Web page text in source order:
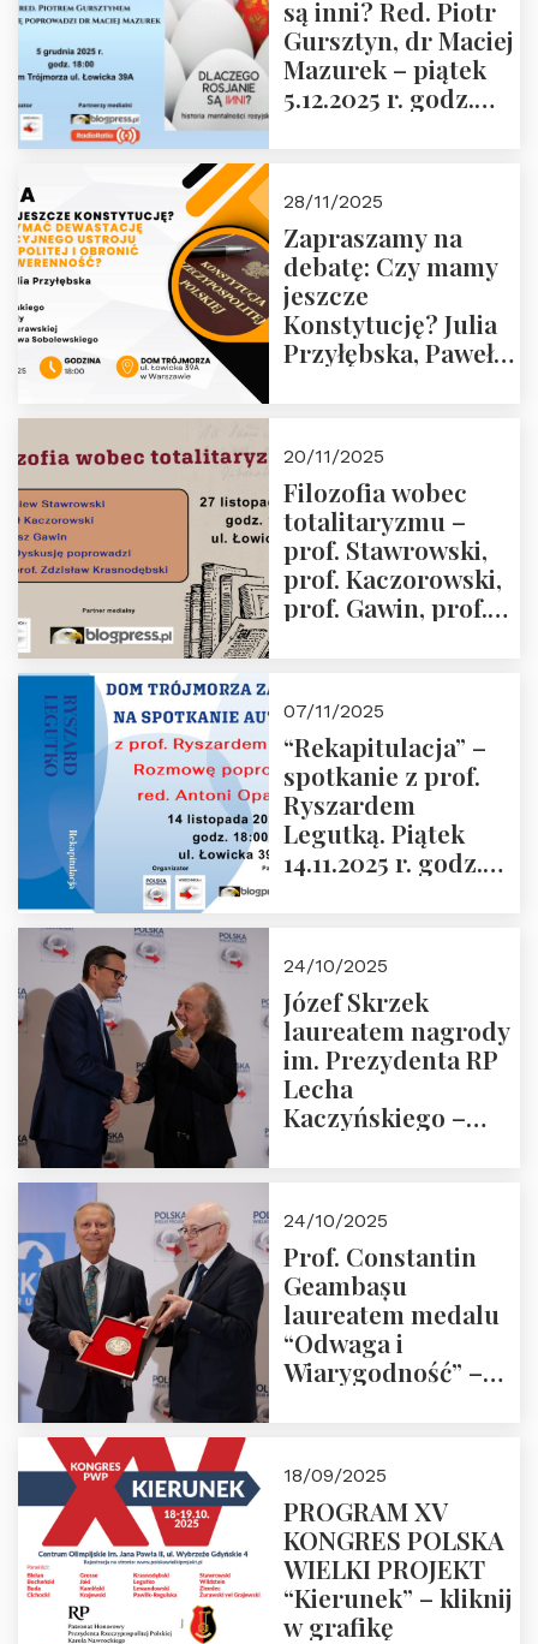
Wyklętych i
Więźniów
Politycznych PRL o
godz. 16:00 – 19
są inni? Red. Piotr
Gursztyn, dr Maciej
Mazurek – piątek
5.12.2025 r. godz.
28/11/2025
Zapraszamy na
debatę: Czy mamy
jeszcze
Konstytucję? Julia
Przyłębska, Paweł
Przemysław
Sobolewski – 4
grudnia 2025 r.
godz. 18:00.
20/11/2025
Filozofia wobec
totalitaryzmu –
prof. Stawrowski,
prof. Kaczorowski,
prof. Gawin, prof.
07/11/2025
“Rekapitulacja” –
spotkanie z prof.
Ryszardem
Legutką. Piątek
14.11.2025 r. godz.
24/10/2025
Józef Skrzek
laureatem nagrody
im. Prezydenta RP
Lecha
Kaczyńskiego –
24/10/2025
Prof. Constantin
Geambașu
laureatem medalu
“Odwaga i
Wiarygodność” –
18/09/2025
PROGRAM XV
KONGRES POLSKA
WIELKI PROJEKT
“Kierunek” – kliknij
w grafikę